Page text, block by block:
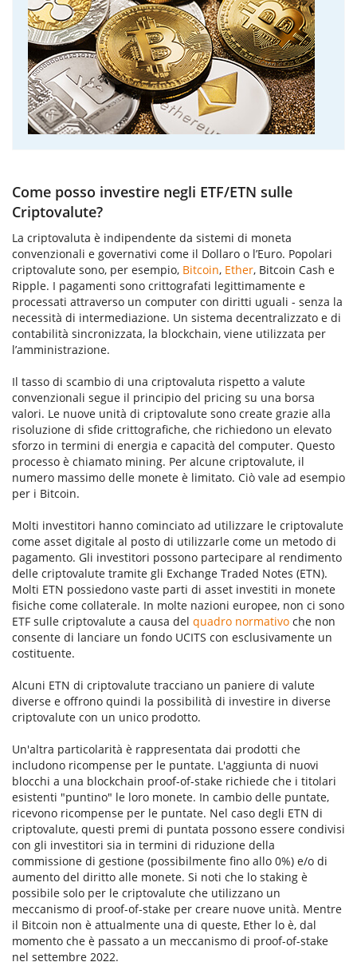
Come posso investire negli ETF/ETN sulle
Criptovalute?
La criptovaluta è indipendente da sistemi di moneta
convenzionali e governativi come il Dollaro o l’Euro. Popolari
criptovalute sono, per esempio, Bitcoin, Ether, Bitcoin Cash e
Ripple. I pagamenti sono crittografati legittimamente e
processati attraverso un computer con diritti uguali - senza la
necessità di intermediazione. Un sistema decentralizzato e di
contabilità sincronizzata, la blockchain, viene utilizzata per
l’amministrazione.
Il tasso di scambio di una criptovaluta rispetto a valute
convenzionali segue il principio del pricing su una borsa
valori. Le nuove unità di criptovalute sono create grazie alla
risoluzione di sfide crittografiche, che richiedono un elevato
sforzo in termini di energia e capacità del computer. Questo
processo è chiamato mining. Per alcune criptovalute, il
numero massimo delle monete è limitato. Ciò vale ad esempio
per i Bitcoin.
Molti investitori hanno cominciato ad utilizzare le criptovalute
come asset digitale al posto di utilizzarle come un metodo di
pagamento. Gli investitori possono partecipare al rendimento
delle criptovalute tramite gli Exchange Traded Notes (ETN).
Molti ETN possiedono vaste parti di asset investiti in monete
fisiche come collaterale. In molte nazioni europee, non ci sono
ETF sulle criptovalute a causa del quadro normativo che non
consente di lanciare un fondo UCITS con esclusivamente un
costituente.
Alcuni ETN di criptovalute tracciano un paniere di valute
diverse e offrono quindi la possibilità di investire in diverse
criptovalute con un unico prodotto.
Un'altra particolarità è rappresentata dai prodotti che
includono ricompense per le puntate. L'aggiunta di nuovi
blocchi a una blockchain proof-of-stake richiede che i titolari
esistenti "puntino" le loro monete. In cambio delle puntate,
ricevono ricompense per le puntate. Nel caso degli ETN di
criptovalute, questi premi di puntata possono essere condivisi
con gli investitori sia in termini di riduzione della
commissione di gestione (possibilmente fino allo 0%) e/o di
aumento del diritto alle monete. Si noti che lo staking è
possibile solo per le criptovalute che utilizzano un
meccanismo di proof-of-stake per creare nuove unità. Mentre
il Bitcoin non è attualmente una di queste, Ether lo è, dal
momento che è passato a un meccanismo di proof-of-stake
nel settembre 2022.